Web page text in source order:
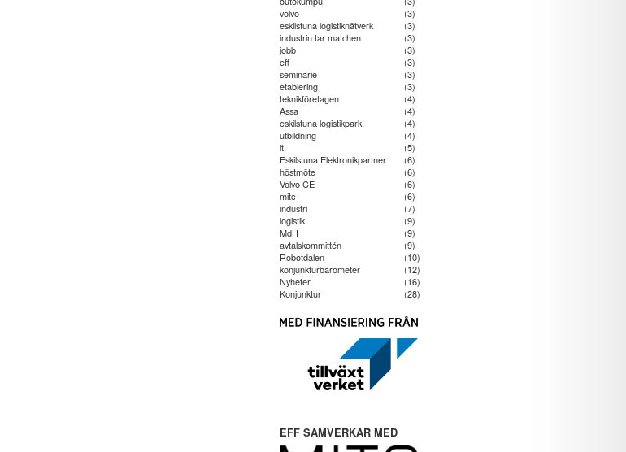
volvo
(3)
eskilstuna logistiknätverk
(3)
industrin tar matchen
(3)
jobb
(3)
eff
(3)
seminarie
(3)
etablering
(3)
teknikföretagen
(4)
Assa
(4)
eskilstuna logistikpark
(4)
utbildning
(4)
it
(5)
Eskilstuna Elektronikpartner
(6)
höstmöte
(6)
Volvo CE
(6)
mitc
(6)
industri
(7)
logistik
(9)
MdH
(9)
avtalskommittén
(9)
Robotdalen
(10)
konjunkturbarometer
(12)
Nyheter
(16)
Konjunktur
(28)
EFF SAMVERKAR MED